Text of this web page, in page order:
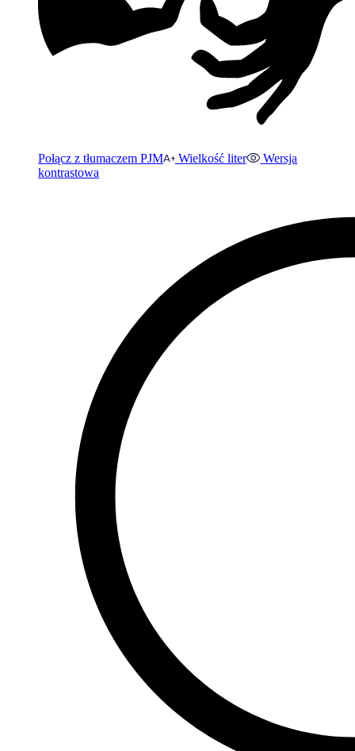
Połącz z tłumaczem PJM Wielkość liter
Wersja
kontrastowa